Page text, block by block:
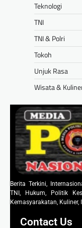
Teknologi
TNI
TNI & Polri
Tokoh
Unjuk Rasa
Wisata &
Berita Terkini,
TNI, Hukum, Politik
Kemasyarakatan,
Contact Us